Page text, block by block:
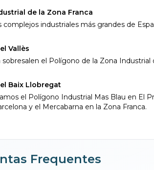
de la Zona Franca
complejos industriales más grandes de
Vallès
sobresalen el Polígono de la Zona
Baix Llobregat
el Polígono Industrial Mas Blau en El
y el Mercabarna en la Zona Franca.
Frequentes